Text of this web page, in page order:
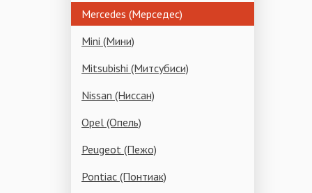
Mercedes (Мерседес)
Mini (Мини)
Mitsubishi (Митсубиси)
Nissan (Ниссан)
Opel (Опель)
Peugeot (Пежо)
Pontiac (Понтиак)